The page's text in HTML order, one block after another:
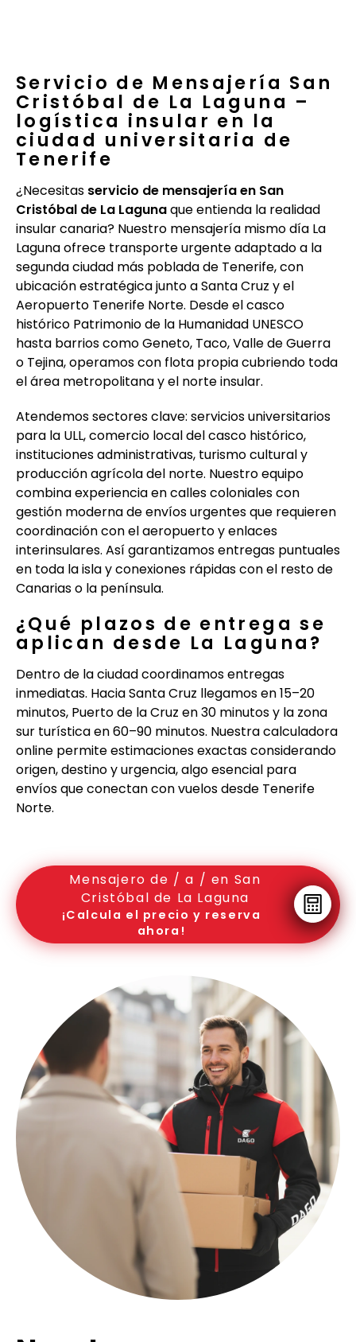
Servicio de Mensajería San
Cristóbal de La Laguna –
logística insular en la
ciudad universitaria de
Tenerife
¿Necesitas servicio de mensajería en San
Cristóbal de La Lagunaque entienda la realidad
insular canaria? Nuestro mensajería mismo día La
Laguna ofrece transporte urgente adaptado a la
segunda ciudad más poblada de Tenerife, con
ubicación estratégica junto a Santa Cruz y el
Aeropuerto Tenerife Norte. Desde el casco
histórico Patrimonio de la Humanidad UNESCO
hasta barrios como Geneto, Taco, Valle de Guerra
o Tejina, operamos con flota propia cubriendo toda
el área metropolitana y el norte insular.
Atendemos sectores clave: servicios universitarios
para la ULL, comercio local del casco histórico,
instituciones administrativas, turismo cultural y
producción agrícola del norte. Nuestro equipo
combina experiencia en calles coloniales con
gestión moderna de envíos urgentes que requieren
coordinación con el aeropuerto y enlaces
interinsulares. Así garantizamos entregas puntuales
en toda la isla y conexiones rápidas con el resto de
Canarias o la península.
¿Qué plazos de entrega se
aplican desde La Laguna?
Dentro de la ciudad coordinamos entregas
inmediatas. Hacia Santa Cruz llegamos en 15–20
minutos, Puerto de la Cruz en 30 minutos y la zona
sur turística en 60–90 minutos. Nuestra calculadora
online permite estimaciones exactas considerando
origen, destino y urgencia, algo esencial para
envíos que conectan con vuelos desde Tenerife
Norte.
Mensajero de / a / en San
Cristóbal de La Laguna
¡Calcula el precio y reserva
ahora!